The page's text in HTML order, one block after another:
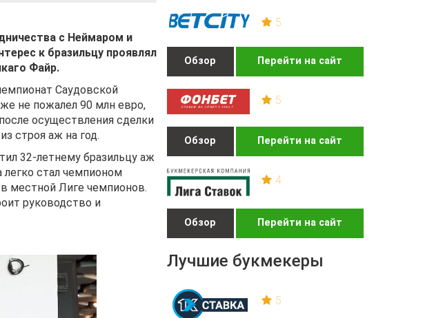
5
Обзор Перейти на сайт
5
Обзор Перейти на сайт
4
Обзор Перейти на сайт
Лучшие букмекеры
5
с Неймаром и
к бразильцу проявлял
Файр.
Саудовской
не пожалел 90 млн евро,
осуществления сделки
строя аж на год.
32-летнему бразильцу аж
стал чемпионом
местной Лиге чемпионов.
руководство и